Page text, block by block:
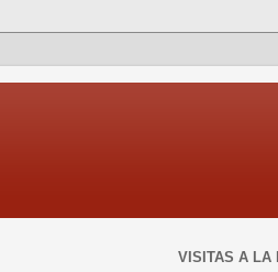
VISITAS A LA